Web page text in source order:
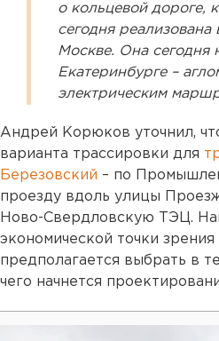
о кольцевой дороге,
сегодня
Москве. Она сегодня
Екатеринбурге –
электрическим
Андрей Корюков уточнил,
варианта трассировки для
Березовский – по
проезду вдоль улицы
Ново-Свердловскую ТЭЦ.
экономической точки зрения
предполагается выбрать в
чего начнется